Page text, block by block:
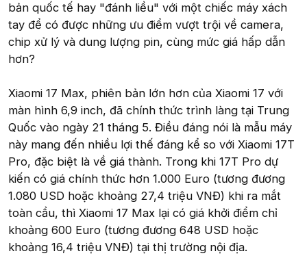
bản quốc tế hay "đánh liều" với một chiếc máy xách
tay để có được những ưu điểm vượt trội về camera,
chip xử lý và dung lượng pin, cùng mức giá hấp dẫn
hơn?
Xiaomi 17 Max, phiên bản lớn hơn của Xiaomi 17 với
màn hình 6,9 inch, đã chính thức trình làng tại Trung
Quốc vào ngày 21 tháng 5. Điều đáng nói là mẫu máy
này mang đến nhiều lợi thế đáng kể so với Xiaomi 17T
Pro, đặc biệt là về giá thành. Trong khi 17T Pro dự
kiến có giá chính thức hơn 1.000 Euro (tương đương
1.080 USD hoặc khoảng 27,4 triệu VNĐ) khi ra mắt
toàn cầu, thì Xiaomi 17 Max lại có giá khởi điểm chỉ
khoảng 600 Euro (tương đương 648 USD hoặc
khoảng 16,4 triệu VNĐ) tại thị trường nội địa.